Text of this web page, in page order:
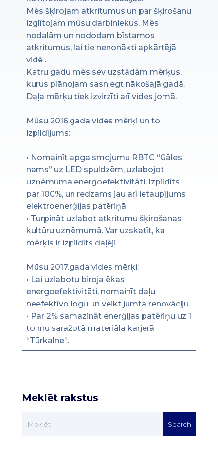
Mēs šķirojam atkritumus un par šķirošanu
izglītojam mūsu darbiniekus. Mēs
nodalām un nododam bīstamos
atkritumus, lai tie nenonākti apkārtējā
vidē .
Katru gadu mēs sev uzstādām mērķus,
kurus plānojam sasniegt nākošajā gadā.
Daļa mērķu tiek izvirzīti arī vides jomā.
Mūsu 2016.gada vides mērķi un to
izpildījums:
• Nomainīt apgaismojumu RBTC “Gāles
nams” uz LED spuldzēm, uzlabojot
uzņēmuma energoefektivitāti. Izpildīts
par 100%, un redzams jau arī ietaupījums
elektroenerģijas patēriņā.
• Turpināt uzlabot atkritumu šķirošanas
kultūru uzņēmumā. Var uzskatīt, ka
mērķis ir izpildīts daļēji.
Mūsu 2017.gada vides mērķi:
• Lai uzlabotu biroja ēkas
energoefektivitāti, nomainīt daļu
neefektīvo logu un veikt jumta renovāciju.
• Par 2% samazināt enerģijas patēriņu uz 1
tonnu saražotā materiāla karjerā
“Tūrkalne”.
Meklēt rakstus